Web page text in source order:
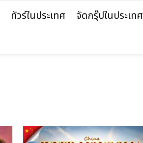
ทัวร์ในประเทศ จัดกรุ๊ปในประเทศ